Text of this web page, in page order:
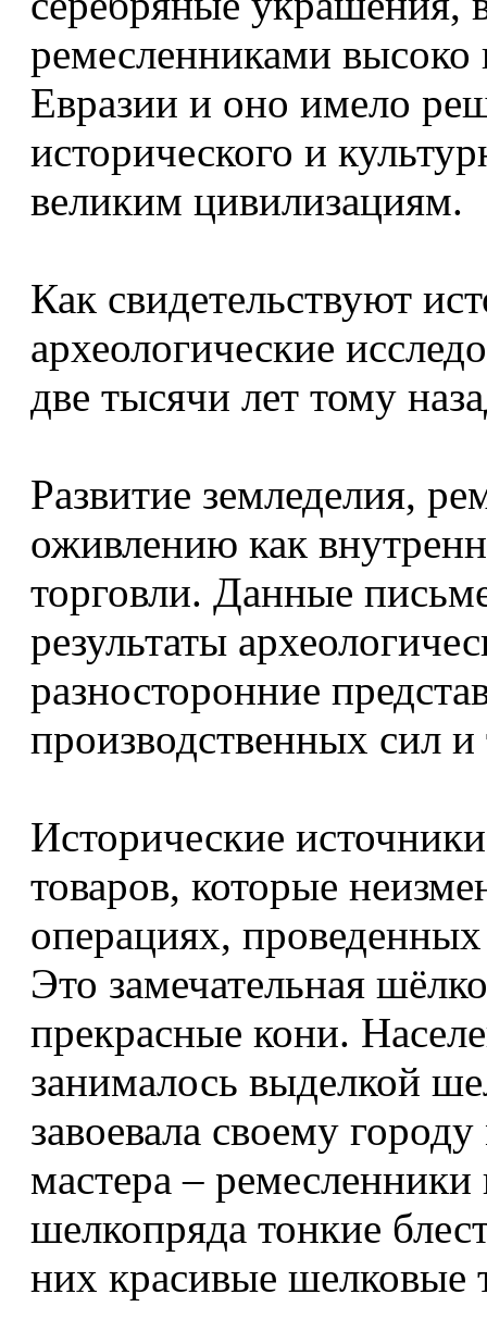
ремесленниками высоко
Евразии и оно имело
исторического и
великим цивилизациям.
Как свидетельствуют
археологические
две тысячи лет тому
Развитие земледелия,
оживлению как
торговли. Данные
результаты
разносторонние
производственных сил и
Исторические
товаров, которые
операциях,
Это замечательная
прекрасные кони.
занималось выделкой
завоевала своему
мастера –
шелкопряда тонкие
них красивые шелковые